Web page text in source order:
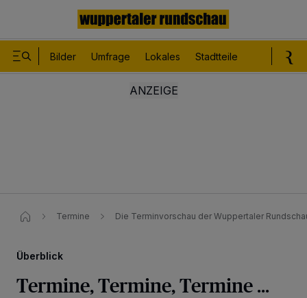
Bilder Umfrage Lokales Stadtteile
Termine Die Terminvorschau der Wuppertaler
Überblick
Termine, Termine, Termine ...